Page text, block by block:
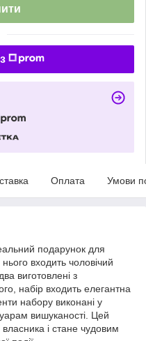
Оплата Умови
подарунок для
входить чоловічий
виготовлені з
набір входить елегантна
набору виконані у
вишуканості. Цей
власника і стане чудовим